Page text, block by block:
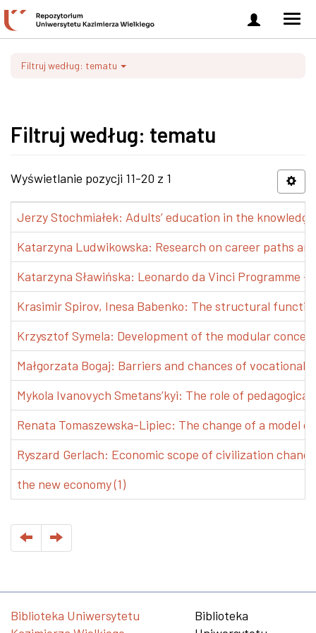
Zaloguj
się
Filtruj według: tematu
Filtruj według: tematu
Wyświetlanie pozycji 11-20 z 1
Jerzy Stochmiałek: Adults’ education in the
Katarzyna Ludwikowska: Research on career paths
Katarzyna Sławińska: Leonardo da Vinci Programme
Krasimir Spirov, Inesa Babenko: The structural
Krzysztof Symela: Development of the modular
Małgorzata Bogaj: Barriers and chances of vocational
Mykola Ivanovych Smetans’kyi: The role of
Renata Tomaszewska-Lipiec: The change of a model
Ryszard Gerlach: Economic scope of civilization
the new economy (1)
Biblioteka Uniwersytetu
Biblioteka